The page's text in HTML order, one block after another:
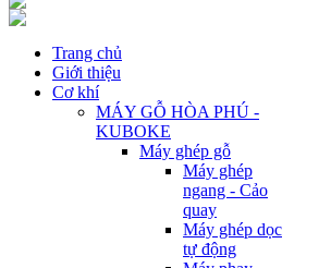
Trang chủ
Giới thiệu
Cơ khí
MÁY GỖ HÒA PHÚ -
KUBOKE
Máy ghép gỗ
Máy ghép
ngang - Cảo
quay
Máy ghép dọc
tự động